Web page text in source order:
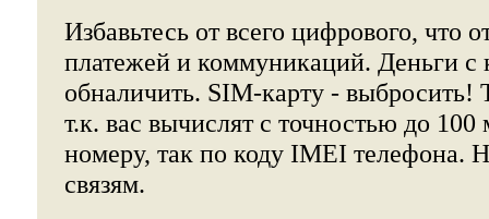
Избавьтесь от всего цифрового, что
платежей и коммуникаций. Деньги с
обналичить. SIM-карту - выбросить!
т.к. вас вычислят с точностью до 100
номеру, так по коду IMEI телефона.
связям.